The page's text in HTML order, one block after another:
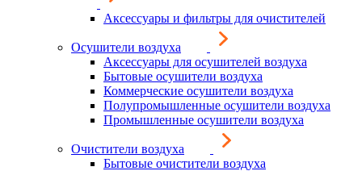
Аксессуары и фильтры для очистителей
Осушители воздуха
Аксессуары для осушителей воздуха
Бытовые осушители воздуха
Коммерческие осушители воздуха
Полупромышленные осушители воздуха
Промышленные осушители воздуха
Очистители воздуха
Бытовые очистители воздуха